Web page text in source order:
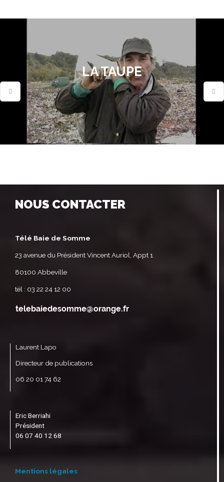
LA TAUPE
NOUS CONTACTER
Télé Baie de Somme
23 avenue du Président Vincent Auriol, Appt 1
80100 Abbeville
tél : 03 22 24 12 00
Laurent Lapo
Directeur de publications
06 20 01 74 62
Eric Berriahi
Président
06 07 40 12 68
Mentions légales